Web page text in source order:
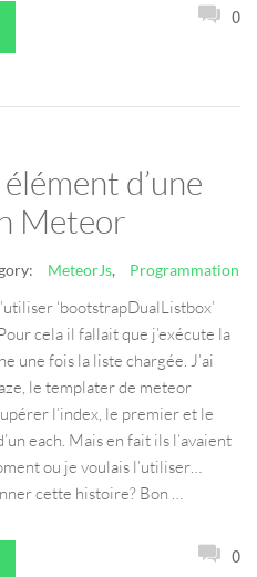
0
d’une
Meteor
MeteorJs, Programmation
‘bootstrapDualListbox’
cela il fallait que j’exécute la
une fois la liste chargée. J’ai
le templater de meteor
l’index, le premier et le
each. Mais en fait ils l’avaient
ou je voulais l’utiliser…
cette histoire? Bon …
0